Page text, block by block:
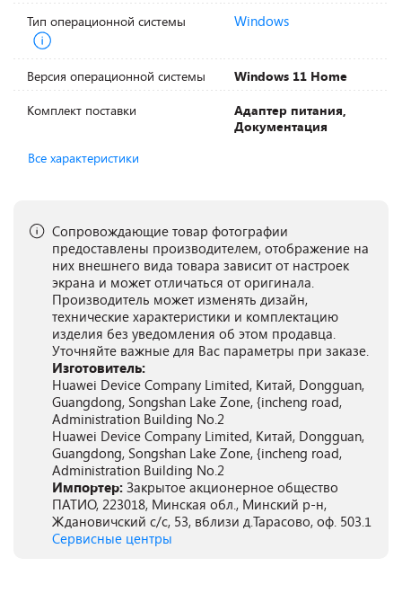
Тип операционной системы
Windows
Версия операционной системы
Windows 11 Home
Комплект поставки
Адаптер питания,
Документация
Все характеристики
Сопровождающие товар фотографии
предоставлены производителем, отображение на
них внешнего вида товара зависит от настроек
экрана и может отличаться от оригинала.
Производитель может изменять дизайн,
технические характеристики и комплектацию
изделия без уведомления об этом продавца.
Уточняйте важные для Вас параметры при заказе.
Изготовитель:
Huawei Device Company Limited, Китай, Dongguan,
Guangdong, Songshan Lake Zone, {incheng road,
Administration Building No.2
Huawei Device Company Limited, Китай, Dongguan,
Guangdong, Songshan Lake Zone, {incheng road,
Administration Building No.2
Импортер: Закрытое акционерное общество
ПАТИО, 223018, Минская обл., Минский р-н,
Ждановичский с/с, 53, вблизи д.Тарасово, оф. 503.1
Сервисные центры